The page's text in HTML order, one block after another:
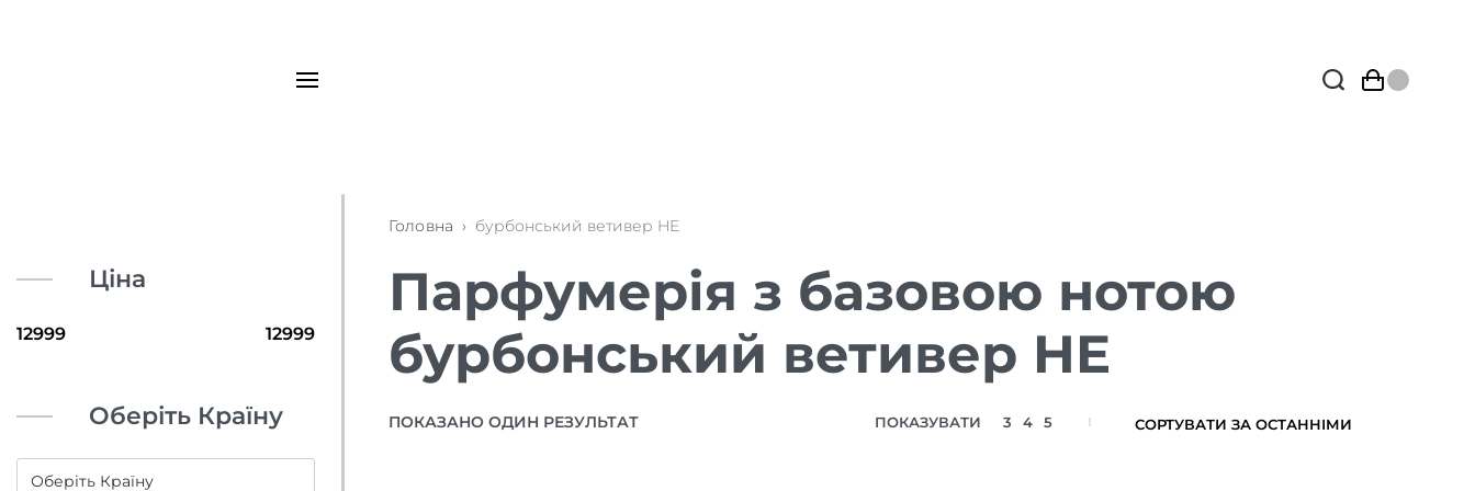
Ціна
Оберіть Країну
Головна › бурбонський ветивер HE
Парфумерія з базовою нотою
бурбонський ветивер HE
ПОКАЗАНО ОДИН РЕЗУЛЬТАТ ПОКАЗУВАТИ 3 4 5